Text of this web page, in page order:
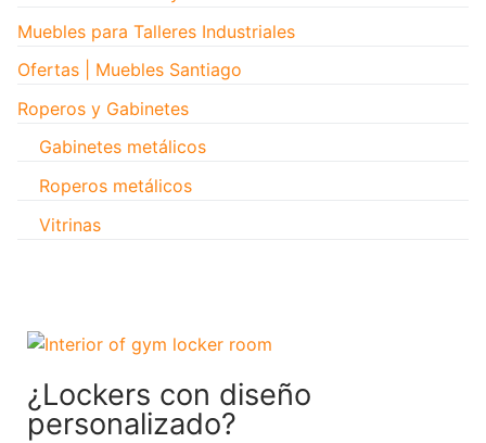
Muebles para Talleres Industriales
Ofertas | Muebles Santiago
Roperos y Gabinetes
Gabinetes metálicos
Roperos metálicos
Vitrinas
¿Lockers con diseño
personalizado?